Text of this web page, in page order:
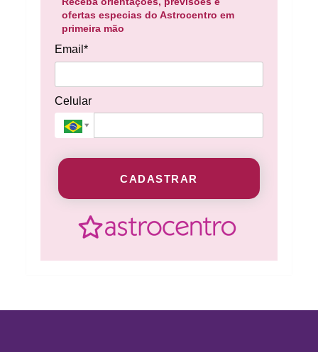
ofertas especias do Astrocentro em
primeira mão
Email*
Celular
CADASTRAR